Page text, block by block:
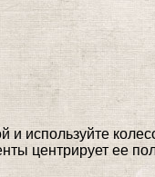
и используйте
центрирует ее